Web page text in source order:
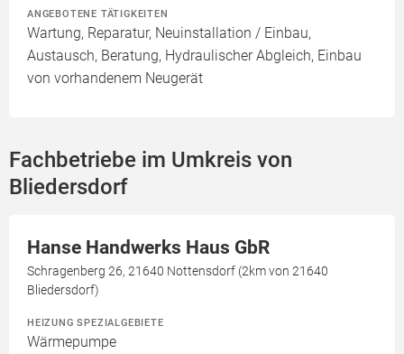
ANGEBOTENE TÄTIGKEITEN
Wartung, Reparatur, Neuinstallation / Einbau,
Austausch, Beratung, Hydraulischer Abgleich, Einbau
von vorhandenem Neugerät
Fachbetriebe im Umkreis von
Bliedersdorf
Hanse Handwerks Haus GbR
Schragenberg 26, 21640 Nottensdorf (2km von 21640
Bliedersdorf)
HEIZUNG SPEZIALGEBIETE
Wärmepumpe